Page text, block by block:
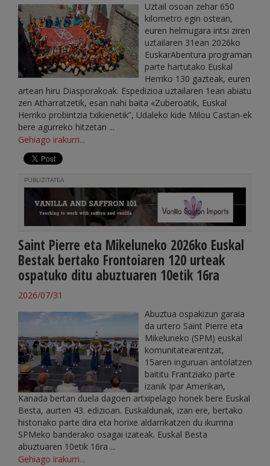
Uztail osoan zehar 650
kilometro egin ostean,
euren helmugara iritsi ziren
uztailaren 31ean 2026ko
EuskarAbentura programan
parte hartutako Euskal
Herriko 130 gazteak, euren
artean hiru Diasporakoak. Espedizioa uztailaren 1ean abiatu
zen Atharratzetik, esan nahi baita «Zuberoatik, Euskal
Herriko probintzia txikienetik”, Udaleko kide Milou Castan-ek
bere agurreko hitzetan ...
Gehiago irakurri...
PUBLIZITATEA
Saint Pierre eta Mikeluneko 2026ko Euskal
Bestak bertako Frontoiaren 120 urteak
ospatuko ditu abuztuaren 10etik 16ra
2026/07/31
Abuztua ospakizun garaia
da urtero Saint Pierre eta
Mikeluneko (SPM) euskal
komunitatearentzat,
15aren inguruan antolatzen
baititu Frantziako parte
izanik Ipar Amerikan,
Kanada bertan duela dagoen artxipelago honek bere Euskal
Besta, aurten 43. edizioan. Euskaldunak, izan ere, bertako
historiako parte dira eta horixe aldarrikatzen du ikurrina
SPMeko banderako osagai izateak. Euskal Besta
abuztuaren 10etik 16ra ...
Gehiago irakurri...